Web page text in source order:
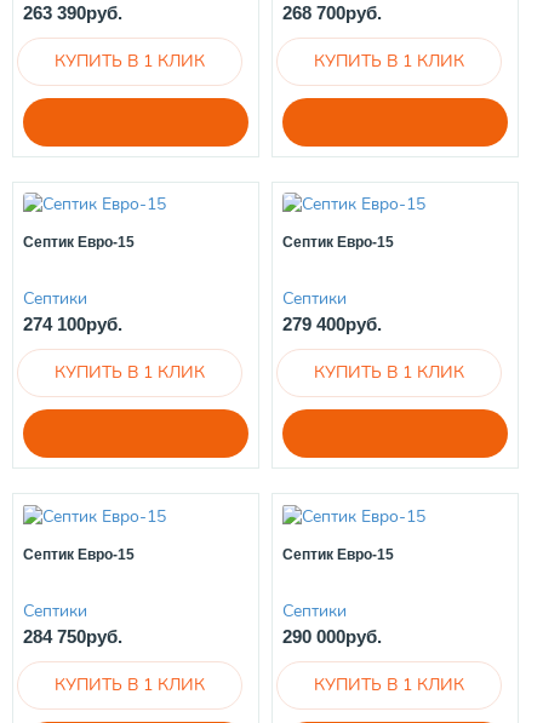
263 390руб. 268 700руб.
Септик Евро-15
Септики
274 100руб.
Септик Евро-15
Септики
279 400руб.
Септик Евро-15
Септики
284 750руб.
Септик Евро-15
Септики
290 000руб.